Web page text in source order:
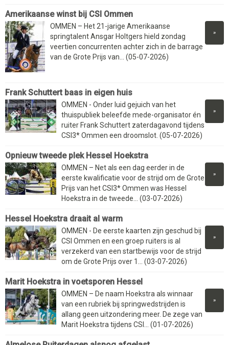
Amerikaanse winst bij CSI Ommen
»
OMMEN – Het 21-jarige Amerikaanse
springtalent Ansgar Holtgers hield zondag
veertien concurrenten achter zich in de barrage
van de Grote Prijs van... (05-07-2026)
Frank Schuttert baas in eigen huis
»
OMMEN - Onder luid gejuich van het
thuispubliek beleefde mede-organisator én
ruiter Frank Schuttert zaterdagavond tijdens
CSI3* Ommen een droomslot. (05-07-2026)
Opnieuw tweede plek Hessel Hoekstra
»
OMMEN – Net als een dag eerder in de
eerste kwalificatie voor de strijd om de Grote
Prijs van het CSI3* Ommen was Hessel
Hoekstra in de tweede... (03-07-2026)
Hessel Hoekstra draait al warm
»
OMMEN - De eerste kaarten zijn geschud bij
CSI Ommen en een groep ruiters is al
verzekerd van een startbewijs voor de strijd
om de Grote Prijs over 1... (03-07-2026)
Marit Hoekstra in voetsporen Hessel
»
OMMEN – De naam Hoekstra als winnaar
van een rubriek bij springwedstrijden is
allang geen uitzondering meer. De zege van
Marit Hoekstra tijdens CSI... (01-07-2026)